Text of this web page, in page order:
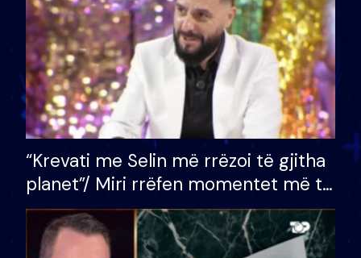
“Krevati me Selin më rrëzoi të gjitha
planet”/ Miri rrëfen momentet më të
bukura në shtëpinë e BB VIP: Do më
mungojë zilja e mëngjesit kur…